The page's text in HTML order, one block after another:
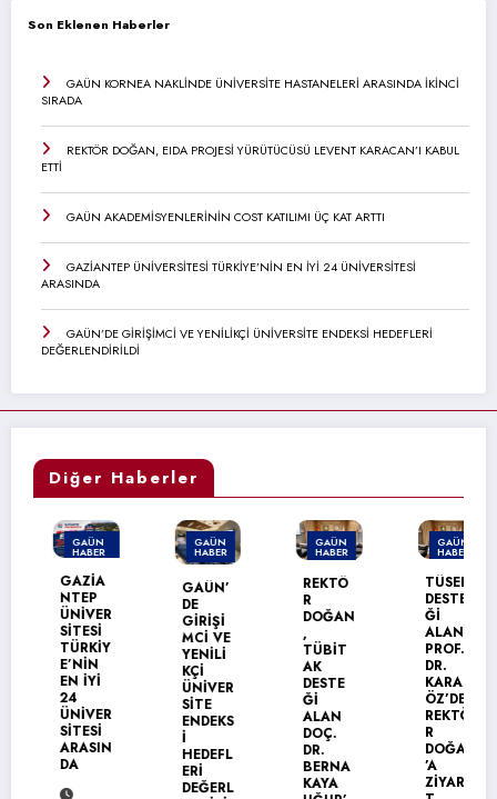
Son Eklenen Haberler
GAÜN KORNEA NAKLİNDE ÜNİVERSİTE HASTANELERİ ARASINDA İKİNCİ
SIRADA
REKTÖR DOĞAN, EIDA PROJESİ YÜRÜTÜCÜSÜ LEVENT KARACAN’I KABUL
ETTİ
GAÜN AKADEMİSYENLERİNİN COST KATILIMI ÜÇ KAT ARTTI
GAZİANTEP ÜNİVERSİTESİ TÜRKİYE’NİN EN İYİ 24 ÜNİVERSİTESİ
ARASINDA
GAÜN’DE GİRİŞİMCİ VE YENİLİKÇİ ÜNİVERSİTE ENDEKSİ HEDEFLERİ
DEĞERLENDİRİLDİ
Diğer Haberler
GAÜN
HABER
MANŞET
GAZİA
NTEP
ÜNİVER
SİTESİ
TÜRKİY
E’NİN
EN İYİ
ÜNİVER
SİTESİ
ARASIN
GAÜN
HABER
GAÜN’
GİRİŞİ
MCİ VE
YENİLİ
KÇİ
ÜNİVER
SİTE
ENDEKS
HEDEFL
ERİ
DEĞERL
GAÜN
HABER
REKTÖ
DOĞAN
TÜBİT
AK
DESTE
ALAN
DOÇ.
DR.
BERNA
KAYA
GAÜN
HABER
TÜSEB
DESTE
ALAN
PROF.
DR.
KARAG
ÖZ’DEN
REKTÖ
DOĞAN
ZİYARE